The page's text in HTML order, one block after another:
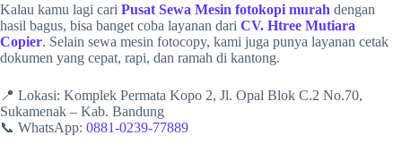
Kalau kamu lagi cari Pusat Sewa Mesin fotokopi murah dengan
hasil bagus, bisa banget coba layanan dari CV. Htree Mutiara
Copier. Selain sewa mesin fotocopy, kami juga punya layanan cetak
dokumen yang cepat, rapi, dan ramah di kantong.
📍 Lokasi: Komplek Permata Kopo 2, Jl. Opal Blok C.2 No.70,
Sukamenak – Kab. Bandung
📞 WhatsApp: 0881-0239-77889